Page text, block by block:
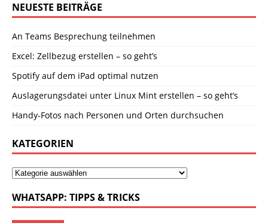
NEUESTE BEITRÄGE
An Teams Besprechung teilnehmen
Excel: Zellbezug erstellen – so geht’s
Spotify auf dem iPad optimal nutzen
Auslagerungsdatei unter Linux Mint erstellen – so geht’s
Handy-Fotos nach Personen und Orten durchsuchen
KATEGORIEN
WHATSAPP: TIPPS & TRICKS